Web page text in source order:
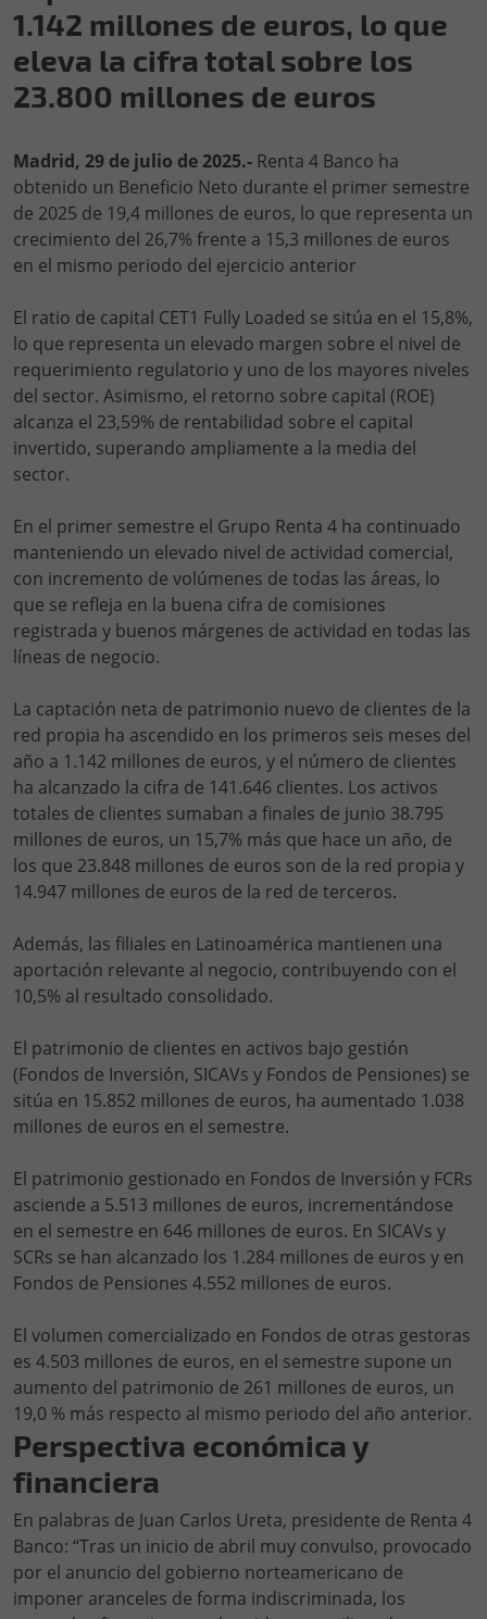
1.142 millones de euros, lo que
eleva la cifra total sobre los
23.800 millones de euros
Madrid, 29 de julio de 2025.- Renta 4 Banco ha
obtenido un Beneficio Neto durante el primer semestre
de 2025 de 19,4 millones de euros, lo que representa un
crecimiento del 26,7% frente a 15,3 millones de euros
en el mismo periodo del ejercicio anterior
El ratio de capital CET1 Fully Loaded se sitúa en el 15,8%,
lo que representa un elevado margen sobre el nivel de
requerimiento regulatorio y uno de los mayores niveles
del sector. Asimismo, el retorno sobre capital (ROE)
alcanza el 23,59% de rentabilidad sobre el capital
invertido, superando ampliamente a la media del
sector.
En el primer semestre el Grupo Renta 4 ha continuado
manteniendo un elevado nivel de actividad comercial,
con incremento de volúmenes de todas las áreas, lo
que se refleja en la buena cifra de comisiones
registrada y buenos márgenes de actividad en todas las
líneas de negocio.
La captación neta de patrimonio nuevo de clientes de la
red propia ha ascendido en los primeros seis meses del
año a 1.142 millones de euros, y el número de clientes
ha alcanzado la cifra de 141.646 clientes. Los activos
totales de clientes sumaban a finales de junio 38.795
millones de euros, un 15,7% más que hace un año, de
los que 23.848 millones de euros son de la red propia y
14.947 millones de euros de la red de terceros.
Además, las filiales en Latinoamérica mantienen una
aportación relevante al negocio, contribuyendo con el
10,5% al resultado consolidado.
El patrimonio de clientes en activos bajo gestión
(Fondos de Inversión, SICAVs y Fondos de Pensiones) se
sitúa en 15.852 millones de euros, ha aumentado 1.038
millones de euros en el semestre.
El patrimonio gestionado en Fondos de Inversión y FCRs
asciende a 5.513 millones de euros, incrementándose
en el semestre en 646 millones de euros. En SICAVs y
SCRs se han alcanzado los 1.284 millones de euros y en
Fondos de Pensiones 4.552 millones de euros.
El volumen comercializado en Fondos de otras gestoras
es 4.503 millones de euros, en el semestre supone un
aumento del patrimonio de 261 millones de euros, un
19,0 % más respecto al mismo periodo del año anterior.
Perspectiva económica y
financiera
En palabras de Juan Carlos Ureta, presidente de Renta 4
Banco: “Tras un inicio de abril muy convulso, provocado
por el anuncio del gobierno norteamericano de
imponer aranceles de forma indiscriminada, los